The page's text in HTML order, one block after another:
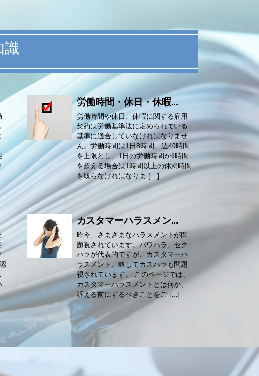
識
労働時間・休日・休暇...
労働時間や休日、休暇に関する雇用
契約は労働基準法に定められている
基準に適合していなければなりませ
ん。労働時間は1日8時間、週40時間
を上限とし、1日の労働時間が6時間
を超える場合は1時間以上の休憩時間
を取らなければなりま […]
カスタマーハラスメン...
昨今、さまざまなハラスメントが問
題視されています。パワハラ、セク
ハラが代表的ですが、カスタマーハ
ラスメント、略してカスハラも問題
視されています。 このページでは、
カスタマーハラスメントとは何か、
訴える前にするべきことをご […]